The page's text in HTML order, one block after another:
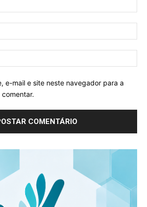
e-mail e site neste navegador para a